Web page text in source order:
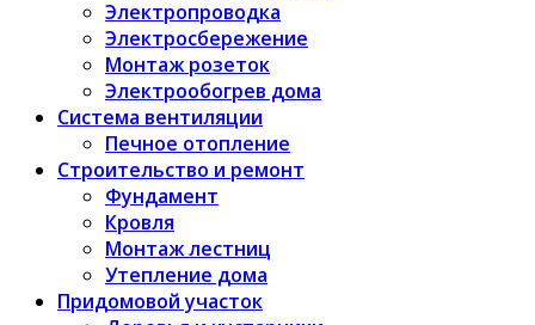
Электропроводка
Электросбережение
Монтаж розеток
Электрообогрев дома
Система вентиляции
Печное отопление
Строительство и ремонт
Фундамент
Кровля
Монтаж лестниц
Утепление дома
Придомовой участок